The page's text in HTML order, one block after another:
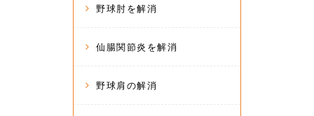
野球肘を解消
仙腸関節炎を解消
野球肩の解消